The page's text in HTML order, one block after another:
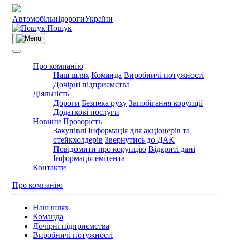
АвтомобільнідорогиУкраїни
Пошук
Про компанію
Наш шлях Команда Виробничі потужності
Дочірні підприємства
Діяльність
Дороги Безпека руху Запобігання корупції
Додаткові послуги
Новини Прозорість
Закупівлі Інформація для акціонерів та
стейкхолдерів Звернутись до ДАК
Повідомити про корупцію Відкриті дані
Інформація емітента
Контакти
Про компанію
Наш шлях
Команда
Дочірні підприємства
Виробничі потужності